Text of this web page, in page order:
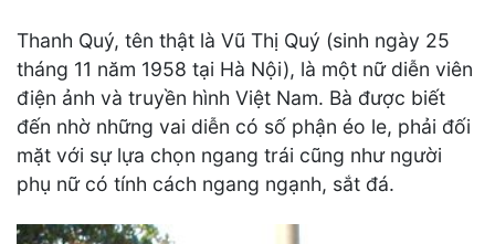
Thanh Quý, tên thật là Vũ Thị Quý (sinh ngày 25
tháng 11 năm 1958 tại Hà Nội), là một nữ diễn viên
điện ảnh và truyền hình Việt Nam. Bà được biết
đến nhờ những vai diễn có số phận éo le, phải đối
mặt với sự lựa chọn ngang trái cũng như người
phụ nữ có tính cách ngang ngạnh, sắt đá.